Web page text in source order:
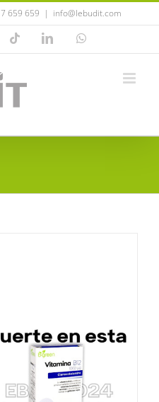
659 659 | info@lebudit.com
Tiktok LinkedInWhatsApp